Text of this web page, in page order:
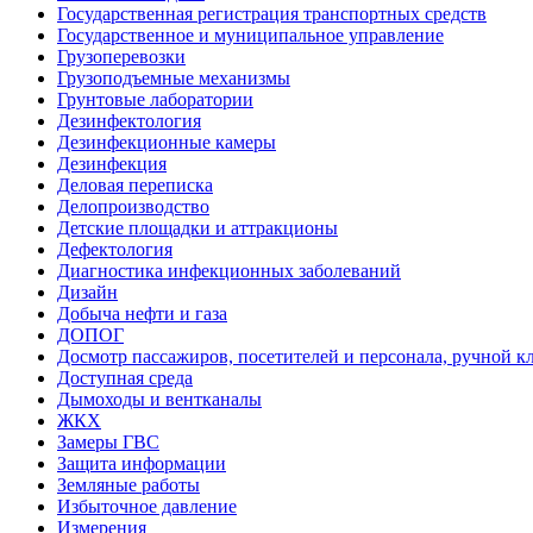
Государственная регистрация транспортных средств
Государственное и муниципальное управление
Грузоперевозки
Грузоподъемные механизмы
Грунтовые лаборатории
Дезинфектология
Дезинфекционные камеры
Дезинфекция
Деловая переписка
Делопроизводство
Детские площадки и аттракционы
Дефектология
Диагностика инфекционных заболеваний
Дизайн
Добыча нефти и газа
ДОПОГ
Досмотр пассажиров, посетителей и персонала, ручной
Доступная среда
Дымоходы и вентканалы
ЖКХ
Замеры ГВС
Защита информации
Земляные работы
Избыточное давление
Измерения